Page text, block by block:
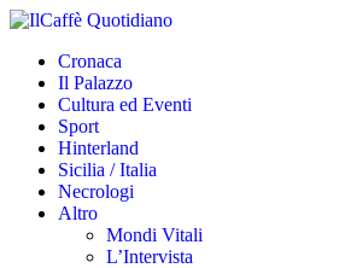
Cronaca
Il Palazzo
Cultura ed Eventi
Sport
Hinterland
Sicilia / Italia
Necrologi
Altro
Mondi Vitali
L’Intervista